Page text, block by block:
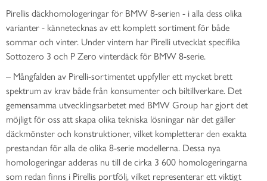
Pirellis däckhomologeringar för BMW 8-serien - i alla dess olika
varianter - kännetecknas av ett komplett sortiment för både
sommar och vinter. Under vintern har Pirelli utvecklat specifika
Sottozero 3 och P Zero vinterdäck för BMW 8-serie.
– Mångfalden av Pirelli-sortimentet uppfyller ett mycket brett
spektrum av krav både från konsumenter och biltillverkare. Det
gemensamma utvecklingsarbetet med BMW Group har gjort det
möjligt för oss att skapa olika tekniska lösningar när det gäller
däckmönster och konstruktioner, vilket kompletterar den exakta
prestandan för alla de olika 8-serie modellerna. Dessa nya
homologeringar adderas nu till de cirka 3 600 homologeringarna
som redan finns i Pirellis portfölj, vilket representerar ett viktigt